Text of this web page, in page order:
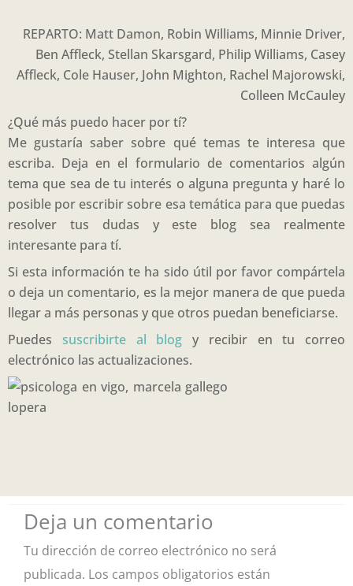
REPARTO: Matt Damon, Robin Williams, Minnie Driver,
Ben Affleck, Stellan Skarsgard, Philip Williams, Casey
Affleck, Cole Hauser, John Mighton, Rachel Majorowski,
Colleen McCauley
¿Qué más puedo hacer por tí?
Me gustaría saber sobre qué temas te interesa que
escriba. Deja en el formulario de comentarios algún
tema que sea de tu interés o alguna pregunta y haré lo
posible por escribir sobre esa temática para que puedas
resolver tus dudas y este blog sea realmente
interesante para tí.
Si esta información te ha sido útil por favor compártela
o deja un comentario, es la mejor manera de que pueda
llegar a más personas y que otros puedan beneficiarse.
Puedes suscribirte al blog y recibir en tu correo
electrónico las actualizaciones.
Deja un comentario
Tu dirección de correo electrónico no será
publicada. Los campos obligatorios están